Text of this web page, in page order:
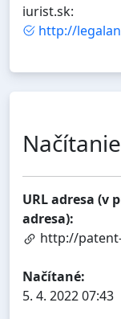
iurist.sk:
http://
URL adresa (v
adresa):
http://
Načítané:
5. 4. 2022 07:43